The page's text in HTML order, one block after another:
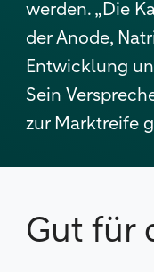
werden. „Die
der Anode,
Entwicklung
Sein
zur Marktreife
Gut für